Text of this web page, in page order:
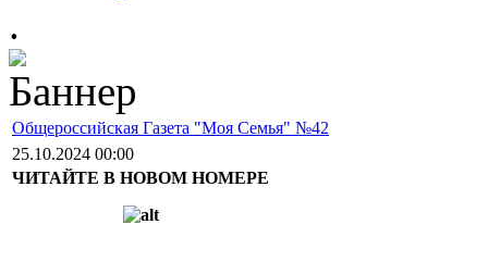
.
Общероссийская Газета "Моя Семья" №42
25.10.2024 00:00
ЧИТАЙТЕ В НОВОМ НОМЕРЕ